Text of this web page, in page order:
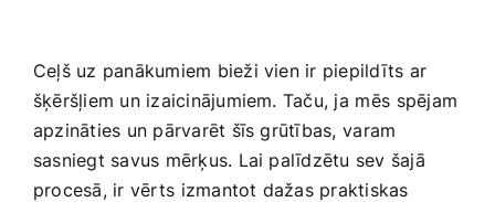
Ceļš uz panākumiem bieži vien ir piepildīts ar
šķēršļiem un‍ izaicinājumiem. Taču, ja⁤ mēs⁢ spējam
apzināties un pārvarēt šīs grūtības, ⁤varam
sasniegt savus mērķus.​ Lai palīdzētu sev šajā
procesā, ‍ir vērts ⁢izmantot dažas praktiskas